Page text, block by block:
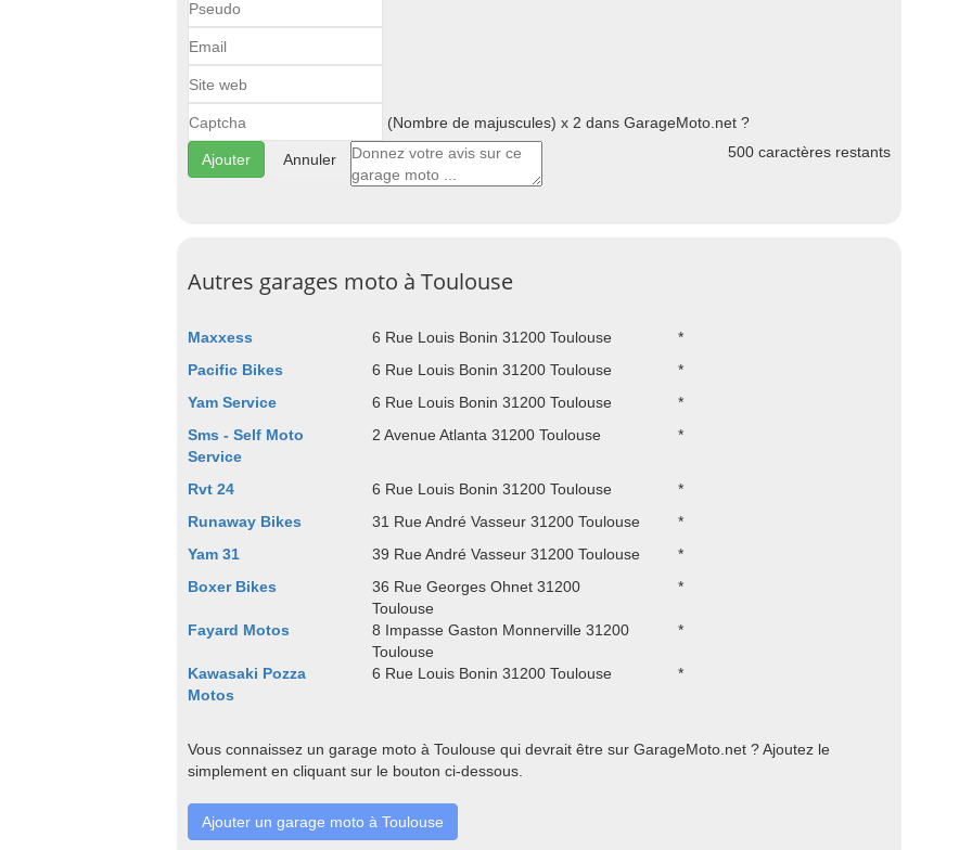
(Nombre de majuscules) x 2 dans GarageMoto.net ?
Annuler 500 caractères restants
Autres garages moto à Toulouse
Maxxess 6 Rue Louis Bonin 31200 Toulouse
*
Pacific Bikes
6 Rue Louis Bonin 31200 Toulouse
*
Yam Service
6 Rue Louis Bonin 31200 Toulouse
*
Sms - Self Moto
Service
2 Avenue Atlanta 31200 Toulouse *
Rvt 24 6 Rue Louis Bonin 31200 Toulouse
*
Runaway Bikes
31 Rue André Vasseur 31200 Toulouse
*
Yam 31
39 Rue André Vasseur 31200 Toulouse
*
Boxer Bikes
36 Rue Georges Ohnet 31200
Toulouse
*
Fayard Motos
8 Impasse Gaston Monnerville 31200
Toulouse
*
Kawasaki Pozza
Motos
6 Rue Louis Bonin 31200 Toulouse *
Vous connaissez un garage moto à Toulouse qui devrait être sur GarageMoto.net ? Ajoutez le
simplement en cliquant sur le bouton ci-dessous.
Ajouter un garage moto à Toulouse